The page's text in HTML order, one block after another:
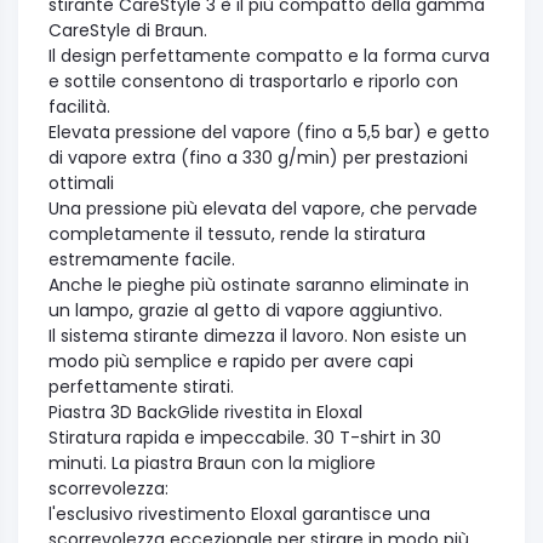
stirante CareStyle 3 è il più compatto della gamma
CareStyle di Braun.
Il design perfettamente compatto e la forma curva
e sottile consentono di trasportarlo e riporlo con
facilità.
Elevata pressione del vapore (fino a 5,5 bar) e getto
di vapore extra (fino a 330 g/min) per prestazioni
ottimali
Una pressione più elevata del vapore, che pervade
completamente il tessuto, rende la stiratura
estremamente facile.
Anche le pieghe più ostinate saranno eliminate in
un lampo, grazie al getto di vapore aggiuntivo.
Il sistema stirante dimezza il lavoro. Non esiste un
modo più semplice e rapido per avere capi
perfettamente stirati.
Piastra 3D BackGlide rivestita in Eloxal
Stiratura rapida e impeccabile. 30 T-shirt in 30
minuti. La piastra Braun con la migliore
scorrevolezza:
l'esclusivo rivestimento Eloxal garantisce una